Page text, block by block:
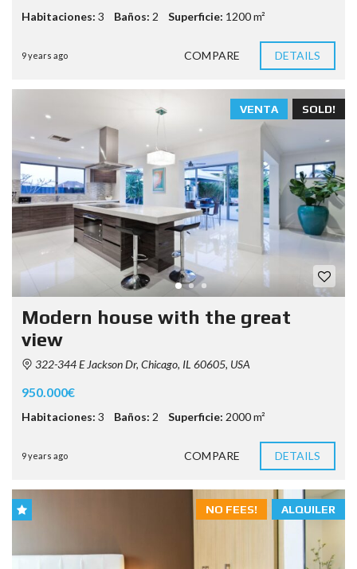
Habitaciones: 3 Baños: 2 Superficie: 1200 m²
9 years ago COMPARE DETAILS
SOLD!
VENTA
Modern house with the great
view
322-344 E Jackson Dr, Chicago, IL 60605, USA
950.000€
Habitaciones: 3 Baños: 2 Superficie: 2000 m²
9 years ago COMPARE DETAILS
ALQUILER
NO FEES!